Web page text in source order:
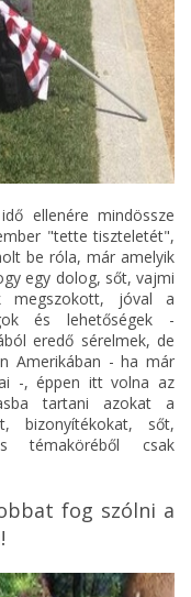
ellenére mindössze
"tette tiszteletét",
be róla, már amelyik
egy dolog, sőt, vajmi
megszokott, jóval a
és lehetőségek -
eredő sérelmek, de
Amerikában - ha már
-, éppen itt volna az
tartani azokat a
bizonyítékokat, sőt,
témaköréből csak
fog szólni a